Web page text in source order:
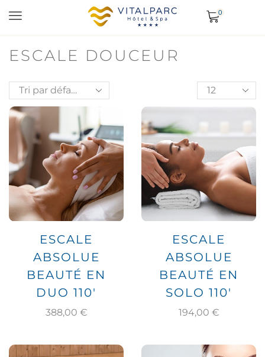
0
ESCALE DOUCEUR
ESCALE
ABSOLUE
BEAUTÉ EN
DUO 110′
388,00 €
ESCALE
ABSOLUE
BEAUTÉ EN
SOLO 110′
194,00 €